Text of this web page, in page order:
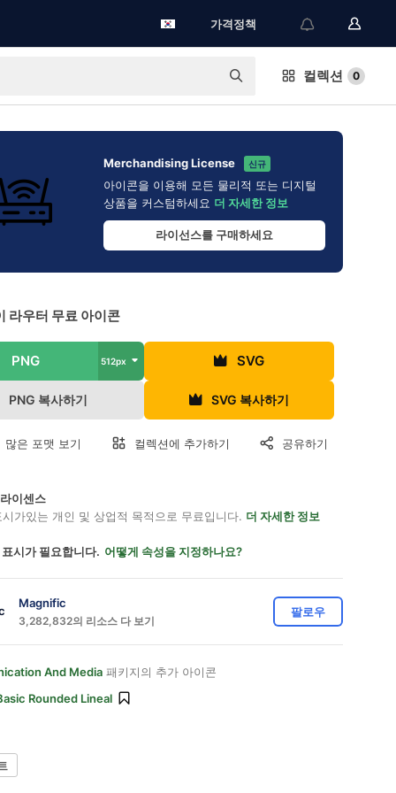
가격정책
컬렉션 0
Merchandising License 신규
아이콘을 이용해 모든 물리적 또는 디지털
상품을 커스텀하세요 더 자세한 정보
라이선스를 구매하세요
라우터 무료 아이콘
PNG 512px SVG
PNG 복사하기 SVG 복사하기
많은 포맷 보기 컬렉션에 추가하기 공유하기
이센스
가있는 개인 및 상업적 목적으로 무료입니다. 더 자세한 정보
시가 필요합니다. 어떻게 속성을 지정하나요?
Magnific
3,282,832의 리소스 다 보기
팔로우
And Media 패키지의 추가 아이콘
Rounded Lineal